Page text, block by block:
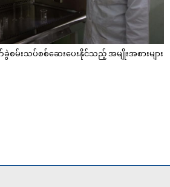
မ်းသပ်စစ်‌ဆေးပေးနိုင်သည့် အမျိုးအစားများ